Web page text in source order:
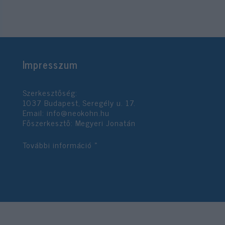
Impresszum
Szerkesztőség:
1037 Budapest, Seregély u. 17.
Email: info@neokohn.hu
Főszerkesztő: Megyeri Jonatán
További információ »